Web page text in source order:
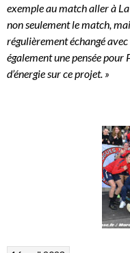
exemple au match aller à
non seulement le match,
régulièrement échangé avec
également une pensée
d’énergie sur ce projet. »